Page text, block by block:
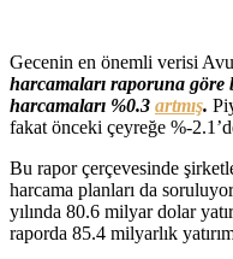
Gecenin en önemli verisi
harcamaları raporuna göre
harcamaları %0.3 artmış.
fakat önceki çeyreğe %-
Bu rapor çerçevesinde
harcama planları da
yılında 80.6 milyar dolar
raporda 85.4 milyarlık